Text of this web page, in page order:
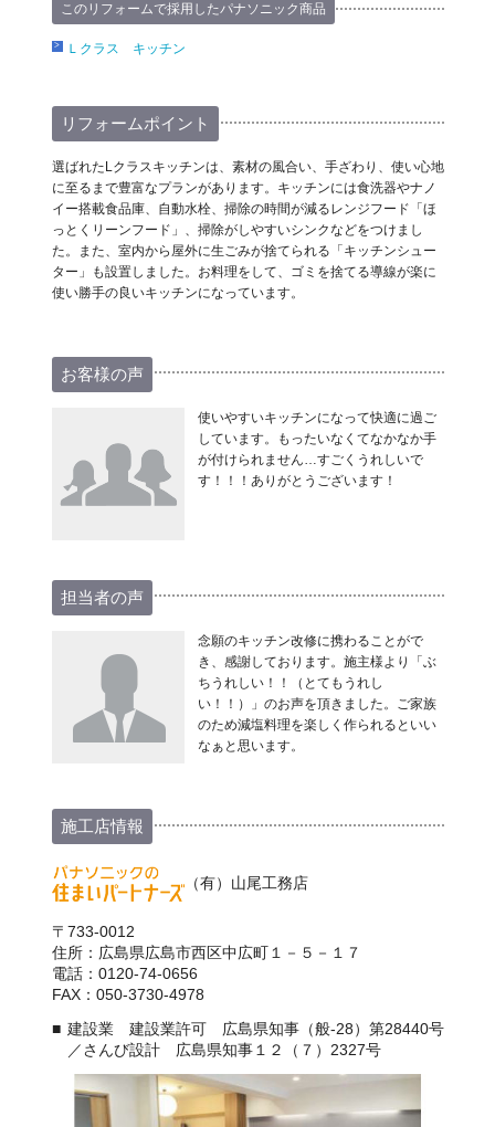
このリフォームで採用したパナソニック商品
Ｌクラス キッチン
リフォームポイント
選ばれたLクラスキッチンは、素材の風合い、手ざわり、使い心地
に至るまで豊富なプランがあります。キッチンには食洗器やナノ
イー搭載食品庫、自動水栓、掃除の時間が減るレンジフード「ほ
っとくリーンフード」、掃除がしやすいシンクなどをつけまし
た。また、室内から屋外に生ごみが捨てられる「キッチンシュー
ター」も設置しました。お料理をして、ゴミを捨てる導線が楽に
使い勝手の良いキッチンになっています。
お客様の声
使いやすいキッチンになって快適に過ご
しています。もったいなくてなかなか手
が付けられません…すごくうれしいで
す！！！ありがとうございます！
担当者の声
念願のキッチン改修に携わることがで
き、感謝しております。施主様より「ぶ
ちうれしい！！（とてもうれし
い！！）」のお声を頂きました。ご家族
のため減塩料理を楽しく作られるといい
なぁと思います。
施工店情報
（有）山尾工務店
〒733-0012
住所：広島県広島市西区中広町１－５－１７
電話：0120-74-0656
FAX：050-3730-4978
建設業 建設業許可 広島県知事（般-28）第28440号
／さんび設計 広島県知事１２（７）2327号